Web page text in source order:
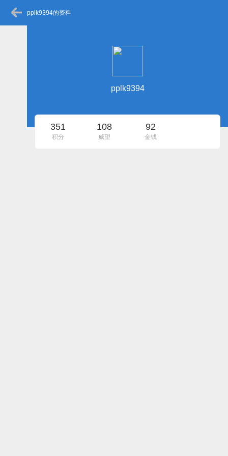
pplk9394的资料
pplk9394
351
积分
108
威望
92
金钱